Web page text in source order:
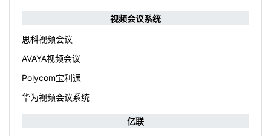
视频会议系统
思科视频会议
AVAYA视频会议
Polycom宝利通
华为视频会议系统
亿联